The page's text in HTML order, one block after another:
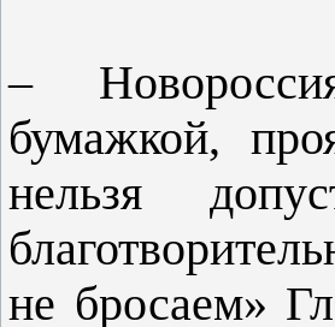
–
бумажкой,
нельзя
не бросаем»